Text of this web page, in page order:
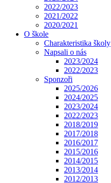
2022/2023
2021/2022
2020/2021
O škole
Charakteristika školy
Napsali o nás
2023/2024
2022/2023
Sponzoři
2025/2026
2024/2025
2023/2024
2022/2023
2018/2019
2017/2018
2016/2017
2015/2016
2014/2015
2013/2014
2012/2013